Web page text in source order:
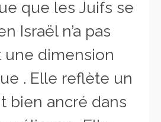
que les Juifs se
Israël n’a pas
dimension
. Elle reflète un
bien ancré dans